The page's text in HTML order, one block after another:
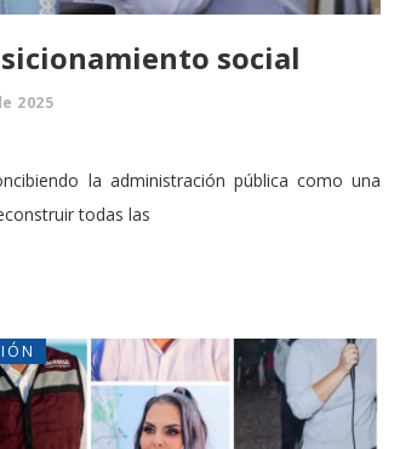
social
2025
la administración pública como una
todas las